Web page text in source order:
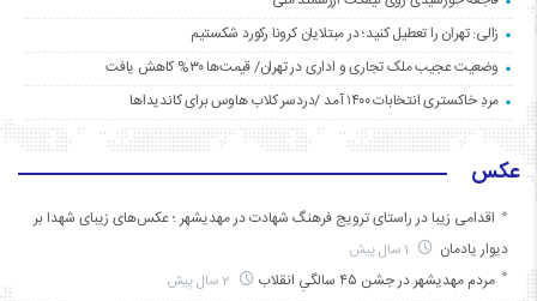
زالی: تهران را تعطیل کنید؛ در مبتلایان کرونا رکورد شکستیم
وضعیت عجیب ملک تجاری و اداری در تهران/ قیمت‌ها ۳۰% کاهش یافت
مردِ خاکستری انتخابات ۱۴۰۰ آمد /دردسر کلاب هاوس برای کاندیداها
عکس
اقدامی زیبا در راستای ترویج فرهنگ شهادت در مهدیشهر ؛ عکس‌های زیبای شهدا بر
دیوار یادمان
مردم مهدیشهر در جشن ۴۵ سالگیِ انقلاب